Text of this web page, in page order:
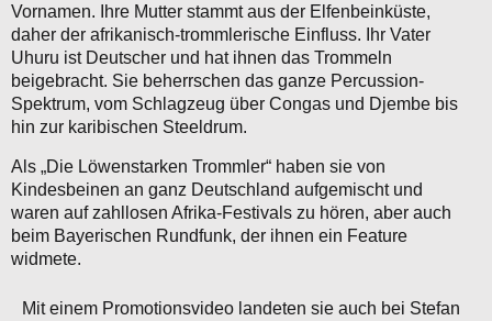
Vornamen. Ihre Mutter stammt aus der Elfenbeinküste,
daher der afrikanisch-trommlerische Einfluss. Ihr Vater
Uhuru ist Deutscher und hat ihnen das Trommeln
beigebracht. Sie beherrschen das ganze Percussion-
Spektrum, vom Schlagzeug über Congas und Djembe bis
hin zur karibischen Steeldrum.
Als „Die Löwenstarken Trommler“ haben sie von
Kindesbeinen an ganz Deutschland aufgemischt und
waren auf zahllosen Afrika-Festivals zu hören, aber auch
beim Bayerischen Rundfunk, der ihnen ein Feature
widmete.
Mit einem Promotionsvideo landeten sie auch bei Stefan